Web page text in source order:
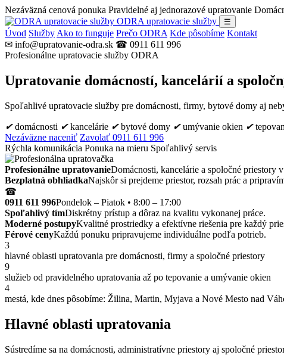
Nezáväzná cenová ponuka Pravidelné aj jednorazové upratovanie
ODRA upratovacie služby
☰
Úvod Služby Ako to funguje Prečo ODRA Kde pôsobíme Kontakt
✉ info@upratovanie-odra.sk ☎ 0911 611 996
Profesionálne upratovacie služby ODRA
Upratovanie domácností, kancelárií a
Spoľahlivé upratovacie služby pre domácnosti, firmy, bytové domy aj
✔domácnosti ✔kancelárie ✔bytové domy ✔umývanie okien ✔
Nezáväzne naceniť Zavolať 0911 611 996
Rýchla komunikácia Ponuka na mieru Spoľahlivý servis
Profesionálne upratovanieDomácnosti, kancelárie a spoločné priestory
Bezplatná obhliadkaNajskôr si prejdeme priestor, rozsah prác a
☎
0911 611 996Pondelok – Piatok • 8:00 – 17:00
Spoľahlivý tímDiskrétny prístup a dôraz na kvalitu vykonanej práce.
Moderné postupyKvalitné prostriedky a efektívne riešenia pre každý
Férové cenyKaždú ponuku pripravujeme individuálne podľa potrieb.
3
hlavné oblasti upratovania pre domácnosti, firmy a spoločné priestory
9
služieb od pravidelného upratovania až po tepovanie a umývanie okien
4
mestá, kde dnes pôsobíme: Žilina, Martin, Myjava a Nové Mesto nad
Hlavné oblasti upratovania
Sústredíme sa na domácnosti, administratívne priestory aj spoločné